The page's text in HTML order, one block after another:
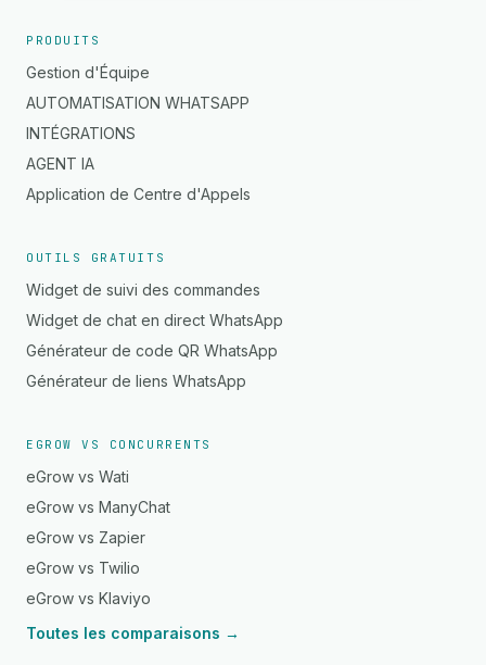
PRODUITS
Gestion d'Équipe
AUTOMATISATION WHATSAPP
INTÉGRATIONS
AGENT IA
Application de Centre d'Appels
OUTILS GRATUITS
Widget de suivi des commandes
Widget de chat en direct WhatsApp
Générateur de code QR WhatsApp
Générateur de liens WhatsApp
EGROW VS CONCURRENTS
eGrow vs Wati
eGrow vs ManyChat
eGrow vs Zapier
eGrow vs Twilio
eGrow vs Klaviyo
Toutes les comparaisons →